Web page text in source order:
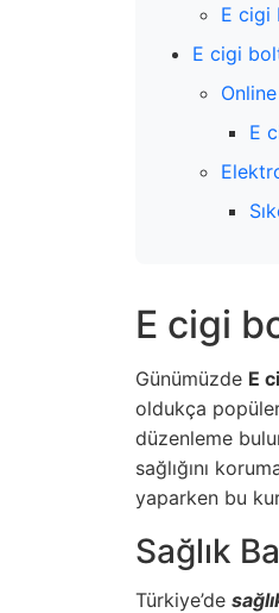
E cigi
E cigi
E
E cigi
Günümüzde E
oldukça
düzenleme
sağlığını
yaparken bu
Sağlık
Türkiye’de